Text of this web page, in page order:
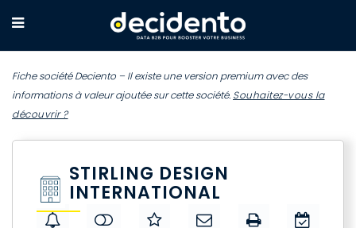
Fiche société Deciento – Il existe une version premium avec des
informations à valeur ajoutée sur cette société. Souhaitez-vous la
découvrir ?
STIRLING DESIGN
INTERNATIONAL